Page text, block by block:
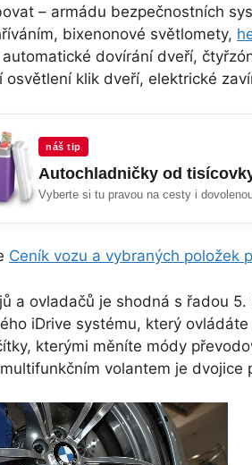
– armádu bezpečnostních
bixenonové světlomety,
dovírání dveří,
osvětlení klik dveří, elektrické
náš tip
Autochladničky od
Vyberte si tu pravou na cesty i
Ceník vozu a vybraných položek
a ovladačů je shodná s řadou
iDrive systému, který
kterými měníte módy
volantem je dvojice